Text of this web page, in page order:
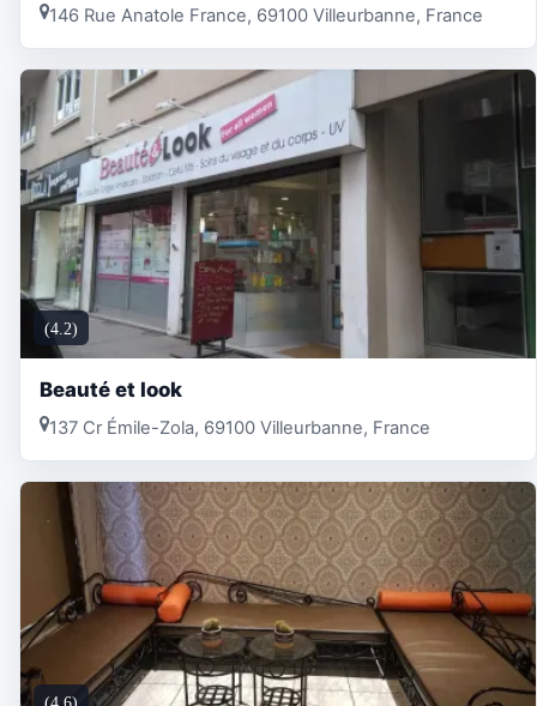
146 Rue Anatole France, 69100 Villeurbanne, France
(4.2)
Beauté et look
137 Cr Émile-Zola, 69100 Villeurbanne, France